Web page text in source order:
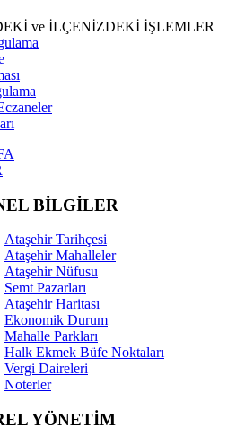
ve İLÇENİZDEKİ İŞLEMLER
BİLGİLER
Ataşehir Tarihçesi
Ataşehir Mahalleler
Ataşehir Nüfusu
Semt Pazarları
Ataşehir Haritası
Ekonomik Durum
Mahalle Parkları
Halk Ekmek Büfe Noktaları
Vergi Daireleri
Noterler
YÖNETİM